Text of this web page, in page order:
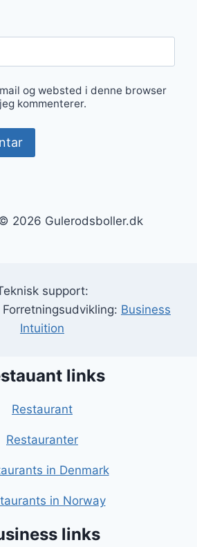
og websted i denne browser
kommenterer.
2026 Gulerodsboller.dk
support:
Business
Intuition
links
Restaurant
Restauranter
in Denmark
in Norway
links